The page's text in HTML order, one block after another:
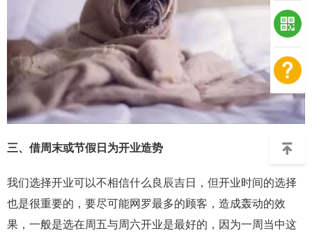
三、借周末或节假日为开业造势
我们选择开业可以不相信什么良辰吉日，但开业时间的选择
也是很重要的，要尽可能网罗最多的顾客，造成轰动的效
果，一般是选在周五与周六开业是最好的，因为一周当中这